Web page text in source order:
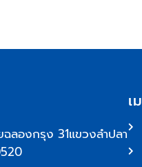
ลองกรุง 31แขวงลำปลา
เ